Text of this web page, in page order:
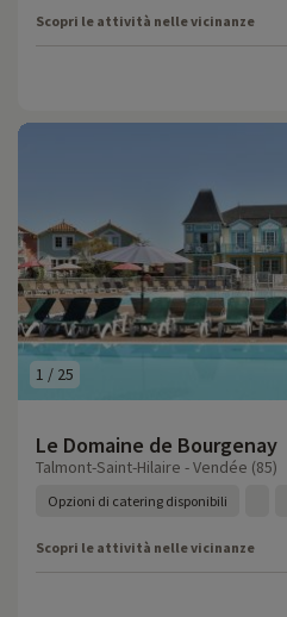
Scopri le attività nelle vicinanze
1 / 25
Le Domaine de Bourgenay
Talmont-Saint-Hilaire - Vendée (85)
Opzioni di catering disponibili
Scopri le attività nelle vicinanze